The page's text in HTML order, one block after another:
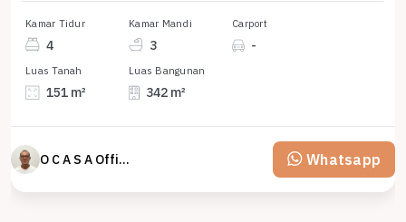
Kamar Tidur
4
Kamar Mandi
3
Carport
-
Luas Tanah
151 m²
Luas Bangunan
342 m²
O C A S A Official property perfected Whatsapp